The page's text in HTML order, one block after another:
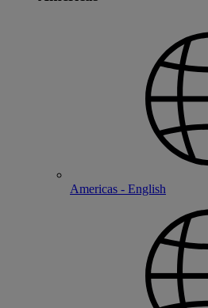
Americas - English